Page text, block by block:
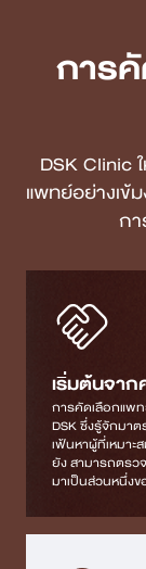
การ
DSK Clinic
แพทย์อย่างเข้
ก
เริ่มต้นจาก
การคัดเลือกแพ
DSK ซึ่งรู้จักมาต
เฟ้นหาผู้ที่เหมาะ
ยัง สามารถตรว
มาเป็นส่วนหนึ่งข